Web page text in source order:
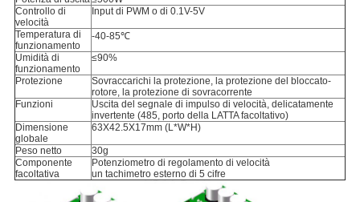
Controllo di
velocità
Input di PWM o di 0.1V-5V
Temperatura di
funzionamento
-40-85℃
Umidità di
funzionamento
≤90%
Protezione
Sovraccarichi la protezione, la protezione del bloccato-
rotore, la protezione di sovracorrente
Funzioni
Uscita del segnale di impulso di velocità, delicatamente
invertente (485, porto della LATTA facoltativo)
Dimensione
globale
63X42.5X17mm (L*W*H)
Peso netto
30g
Componente
facoltativa
Potenziometro di regolamento di velocità
un tachimetro esterno di 5 cifre